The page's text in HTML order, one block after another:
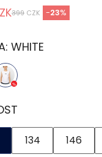
399 CZK -23%
WHITE
134 146